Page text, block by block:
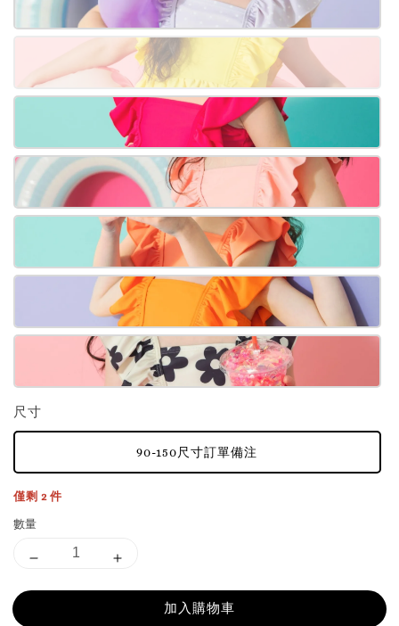
尺寸
90-150尺寸訂單備注
僅剩 2 件
數量
加入購物車